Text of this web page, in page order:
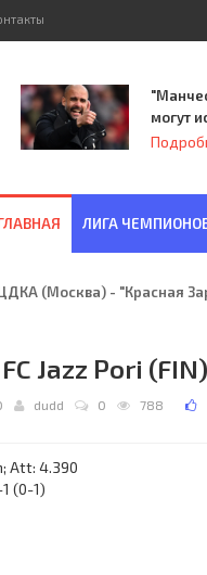
могут
из Лиги
ЛИГА
(Москва) - "Красная
Jazz Pori
dudd 0 788
Att: 4.390
1 (0-1)